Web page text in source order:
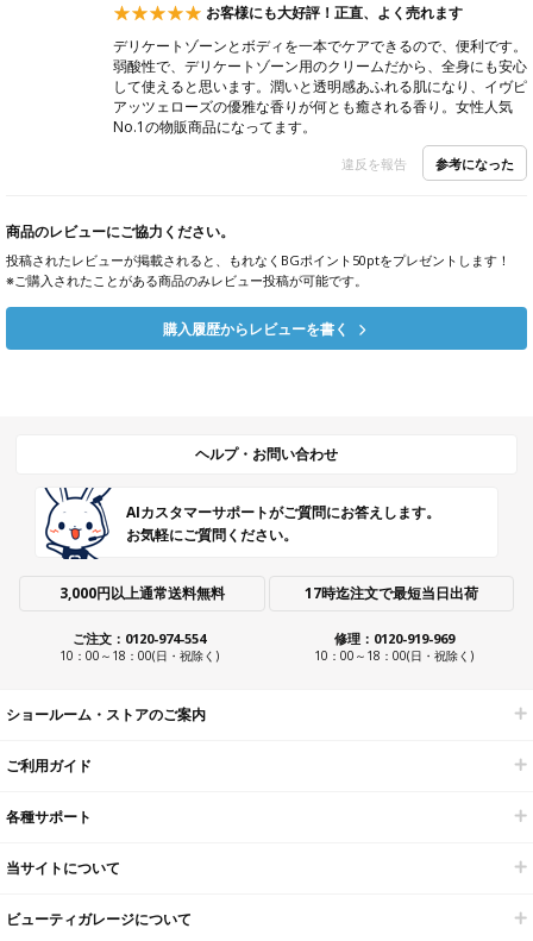
お客様にも大好評！正直、よく売れます
デリケートゾーンとボディを一本でケアできるので、便利です。
弱酸性で、デリケートゾーン用のクリームだから、全身にも安心
して使えると思います。潤いと透明感あふれる肌になり、イヴピ
アッツェローズの優雅な香りが何とも癒される香り。女性人気
No.1の物販商品になってます。
違反を報告 参考になった
商品のレビューにご協力ください。
投稿されたレビューが掲載されると、もれなくBGポイント50ptをプレゼントします！
※ご購入されたことがある商品のみレビュー投稿が可能です。
購入履歴からレビューを書く
ヘルプ・お問い合わせ
AIカスタマーサポートがご質問にお答えします。
お気軽にご質問ください。
3,000円以上通常送料無料 17時迄注文で最短当日出荷
ご注文：0120-974-554
10：00～18：00(日・祝除く)
修理：0120-919-969
10：00～18：00(日・祝除く)
ショールーム・ストアのご案内
ご利用ガイド
各種サポート
当サイトについて
ビューティガレージについて